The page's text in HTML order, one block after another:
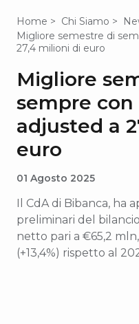
Home Chi Siamo
Migliore semestre di
27,4 milioni di euro
Migliore
sempre
adjusted a
euro
01 Agosto 2025
Il CdA di Bibanca, ha
preliminari del
netto pari a €65,2
(+13,4%) rispetto al